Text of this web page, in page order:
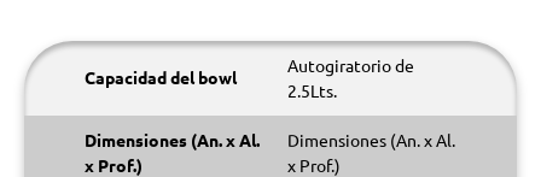
Capacidad del bowl
Autogiratorio de
2.5Lts.
Dimensiones (An. x Al.
x Prof.)
Dimensiones (An. x Al.
x Prof.)